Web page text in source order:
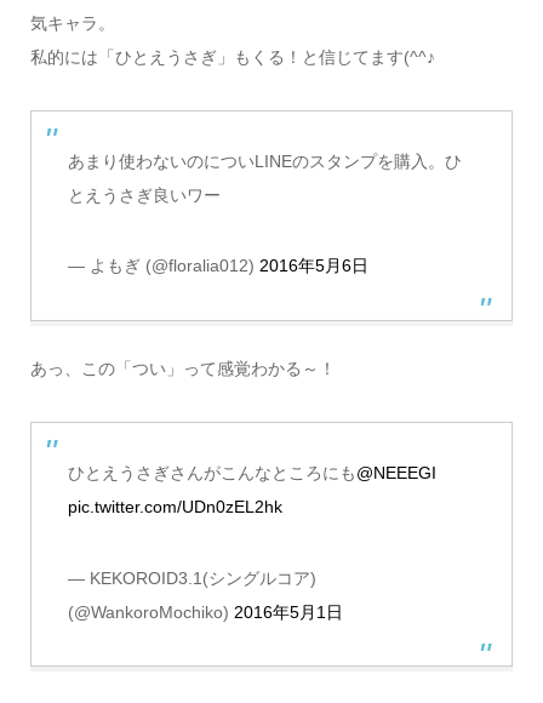
気キャラ。
私的には「ひとえうさぎ」もくる！と信じてます(^^♪
あまり使わないのについLINEのスタンプを購入。ひ
とえうさぎ良いワー
— よもぎ (@floralia012) 2016年5月6日
あっ、この「つい」って感覚わかる～！
ひとえうさぎさんがこんなところにも@NEEEGI
pic.twitter.com/UDn0zEL2hk
— KEKOROID3.1(シングルコア)
(@WankoroMochiko) 2016年5月1日